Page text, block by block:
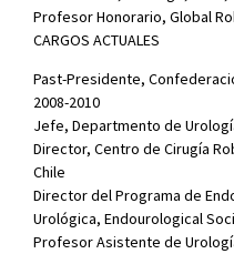
Profesor Honorario, Global
CARGOS ACTUALES
Past-Presidente,
2008-2010
Jefe, Departmento de
Director, Centro de Cirugía
Chile
Director del Programa de
Urológica, Endourological
Profesor Asistente de